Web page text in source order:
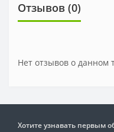
Отзывов (0)
Нет отзывов о данном
Хотите узнавать первым